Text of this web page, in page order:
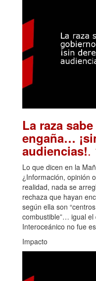
La raza
engaña…
audiencias!.
Lo que dicen en la
¿Información, opinión
realidad, nada se
rechaza que hayan
según ella son
combustible”… igual el
Interoceánico no fue
Impacto